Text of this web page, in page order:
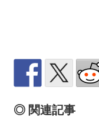
◎ 関連記事